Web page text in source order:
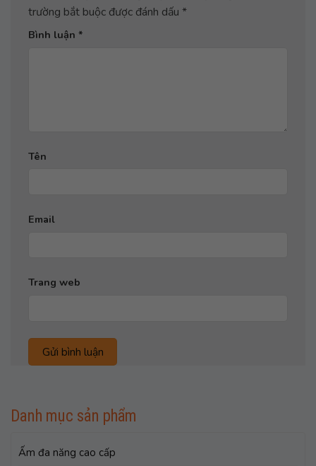
trường bắt buộc được đánh dấu *
Bình luận *
Tên
Email
Trang web
Danh mục sản phẩm
Ấm đa năng cao cấp